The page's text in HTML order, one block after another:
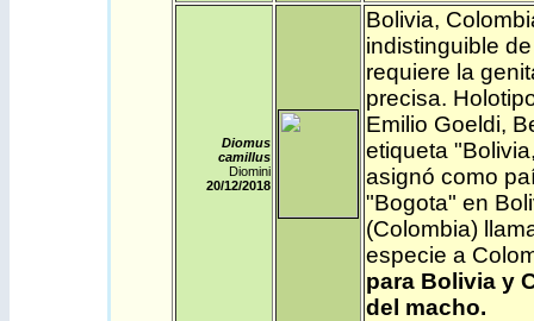
Diomus
camillus
Diomini
20/12/2018
Bolivia,
indistinguible
requiere la
precisa.
Emilio Goeldi,
etiqueta
asignó como
"Bogota" en
(Colombia)
especie a
para Bolivia y
del macho.